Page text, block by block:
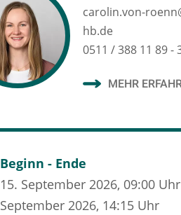
carolin.von-
hb.de
0511 / 388 11 89 -
MEHR
Beginn - Ende
15. September 2026, 09:00
September 2026, 14:15 Uhr